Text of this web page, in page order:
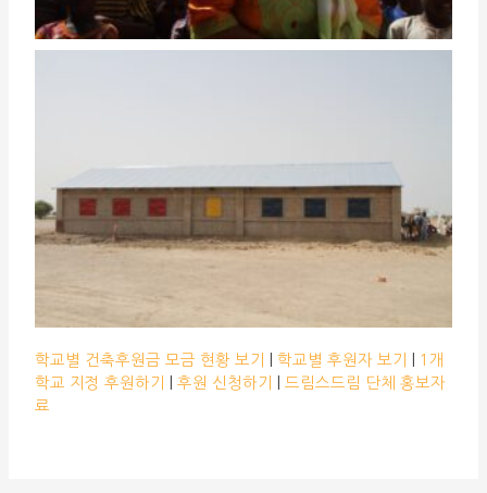
학교별 건축후원금 모금 현황 보기 |학교별 후원자 보기
1개
학교 지정 후원하기
|후원 신청하기 |드림스드림 단체 홍보자
료